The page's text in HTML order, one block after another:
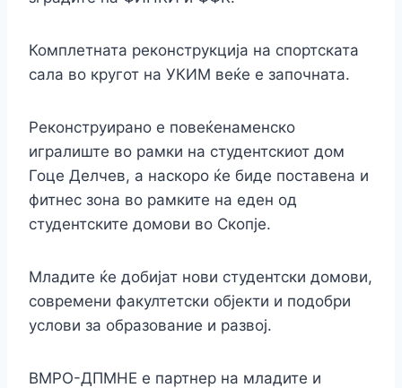
Комплетната реконструкција на спортската
сала во кругот на УКИМ веќе е започната.
Реконструирано е повеќенаменско
игралиште во рамки на студентскиот дом
Гоце Делчев, а наскоро ќе биде поставена и
фитнес зона во рамките на еден од
студентските домови во Скопје.
Младите ќе добијат нови студентски домови,
современи факултетски објекти и подобри
услови за образование и развој.
ВМРО-ДПМНЕ е партнер на младите и